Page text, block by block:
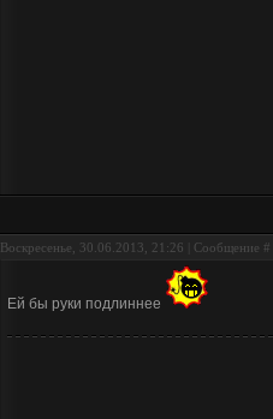
Воскресенье, 30.06.2013, 21:26 | Сообщение #
Ей бы руки подлиннее